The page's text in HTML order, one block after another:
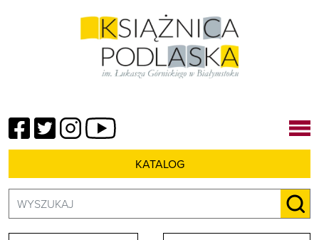
KATALOG
Facebook
TwitterInstagram
YouTube